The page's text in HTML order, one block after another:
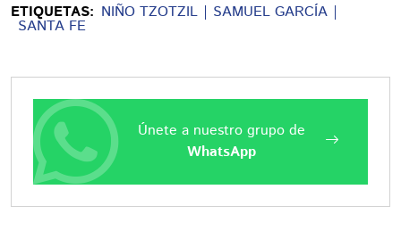
ETIQUETAS: NIÑO TZOTZIL SAMUEL GARCÍA
SANTA FE
Únete a nuestro grupo de
WhatsApp